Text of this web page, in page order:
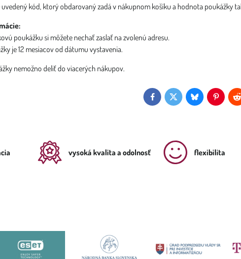
uvedený kód, ktorý obdarovaný zadá v nákupnom košíku a hodnota poukážky
poukážku si môžete nechať zaslať na zvolenú adresu.
je 12 mesiacov od dátumu vystavenia.
nemožno deliť do viacerých nákupov.
FacebookTwitterBlueskyPinterest
vysoká kvalita a odolnosť flexibilita